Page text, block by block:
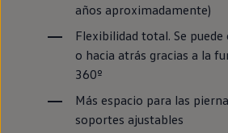
Passat
Touareg
Touran
t-roc-1
Asistencia en carretera
años aproximadamente)
Flexibilidad total. Se
o hacia atrás gracias a la
360º
Más espacio para las
soportes ajustables